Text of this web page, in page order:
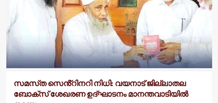
സമസ്‌ത സെൻ്റിനറി നിധി: വയനാട് ജില്ലാതല
ബോക്സ് ശേഖരണ ഉദ്ഘാടനം മാനന്തവാടിയിൽ